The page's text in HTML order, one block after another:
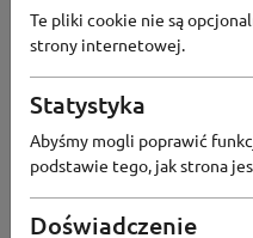
Popularne sklepy
MEDIA EXPERT
Te pliki cookie nie są
strony internetowej.
Statystyka
Abyśmy mogli poprawić
podstawie tego, jak strona
Doświadczenie